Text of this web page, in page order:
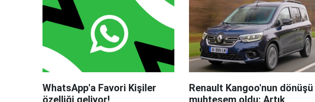
WhatsApp'a Favori Kişiler
özelliği geliyor!
Renault Kangoo'nun dönüşü
muhteşem oldu: Artık